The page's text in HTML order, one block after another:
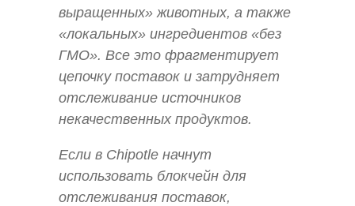
выращенных» животных, а также
«локальных» ингредиентов «без
ГМО». Все это фрагментирует
цепочку поставок и затрудняет
отслеживание источников
некачественных продуктов.
Если в Chipotle начнут
использовать блокчейн для
отслеживания поставок,